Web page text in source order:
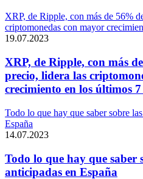
XRP, de Ripple, con más de 56%
criptomonedas con mayor
19.07.2023
XRP, de Ripple, con más
precio, lidera las
crecimiento en los últimos
Todo lo que hay que saber sobre
España
14.07.2023
Todo lo que hay que saber
anticipadas en España